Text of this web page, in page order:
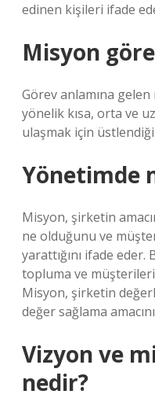
edinen kişileri ifade
Misyon
Görev anlamına
yönelik kısa, orta ve
ulaşmak için
Yönetimde
Misyon, şirketin
ne olduğunu ve
yarattığını ifade
topluma ve
Misyon, şirketin
değer sağlama
Vizyon ve
nedir?